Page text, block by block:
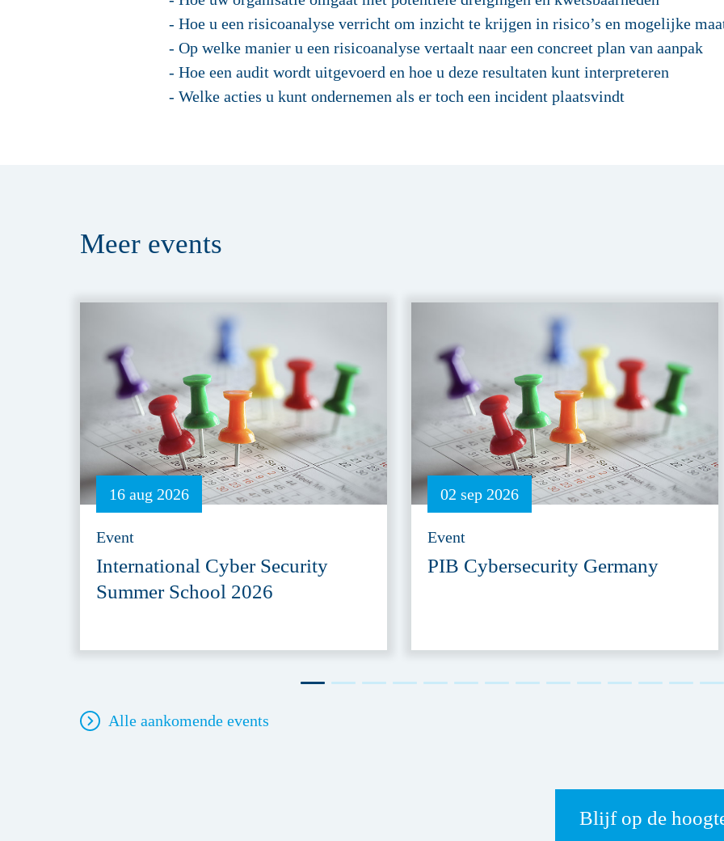
- Hoe u een risicoanalyse verricht om inzicht te krijgen in risico’s en mogelijke
- Op welke manier u een risicoanalyse vertaalt naar een concreet plan van aanpak
- Hoe een audit wordt uitgevoerd en hoe u deze resultaten kunt interpreteren
- Welke acties u kunt ondernemen als er toch een incident plaatsvindt
Meer events
16 aug 2026
Event
International Cyber Security
Summer School 2026
02 sep 2026
Event
PIB Cybersecurity Germany
Alle aankomende events
Blijf op de